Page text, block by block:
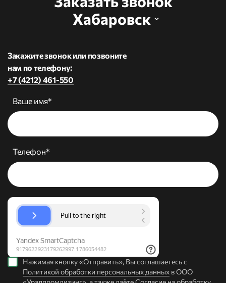
Хабаровск
Закажите звонок или позвоните
нам по телефону:
+7 (4212) 461-550
Ваше имя*
Телефон*
Нажимая кнопку «Отправить», Вы соглашаетесь с
Политикой обработки персональных данных в ООО